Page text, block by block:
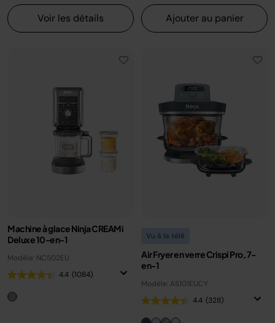
Voir les détails Ajouter au panier
Machine à glace Ninja CREAMi
Deluxe 10-en-1
Modèle: NC502EU
4.4 (1084)
Vu à la télé
Air Fryer en verre Crispi Pro, 7-
en-1
Modèle: AS101EUCY
4.4 (328)